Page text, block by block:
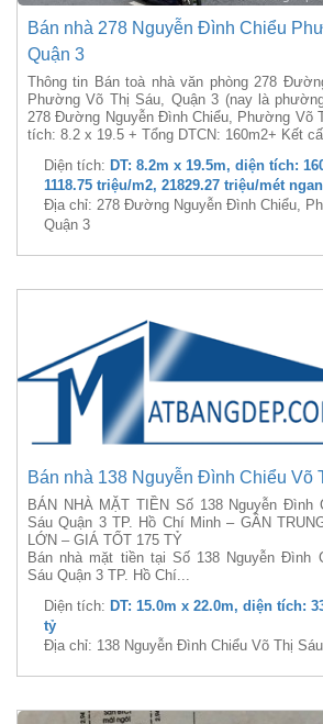
Bán nhà 278 Nguyễn Đình Chiểu
Quận 3
Thông tin Bán toà nhà văn phòng 278
Phường Võ Thị Sáu, Quận 3 (nay là
278 Đường Nguyễn Đình Chiểu, Phường Võ
tích: 8.2 x 19.5 + Tổng DTCN: 160m2+ Kết
Diện tích: DT: 8.2m x 19.5m, diện tích:
1118.75 triệu/m2, 21829.27 triệu/mét
Địa chỉ: 278 Đường Nguyễn Đình Chiểu,
Quận 3
Bán nhà 138 Nguyễn Đình Chiểu Võ
BÁN NHÀ MẶT TIỀN Số 138 Nguyễn Đình
Sáu Quận 3 TP. Hồ Chí Minh – GẦN
LỚN – GIÁ TỐT 175 TỶ
Bán nhà mặt tiền tại Số 138 Nguyễn Đình
Sáu Quận 3 TP. Hồ Chí...
Diện tích: DT: 15.0m x 22.0m, diện tích:
tỷ
Địa chỉ: 138 Nguyễn Đình Chiểu Võ Thị